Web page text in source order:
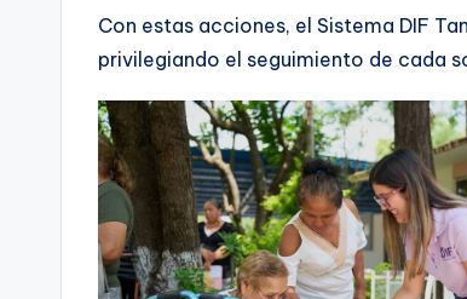
Con estas acciones, el Sistema DIF
privilegiando el seguimiento de cada